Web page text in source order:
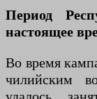
Период
настоящее
Во время
чилийским